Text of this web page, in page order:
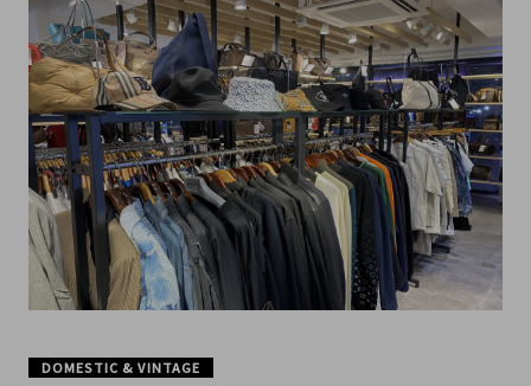
DOMESTIC & VINTAGE